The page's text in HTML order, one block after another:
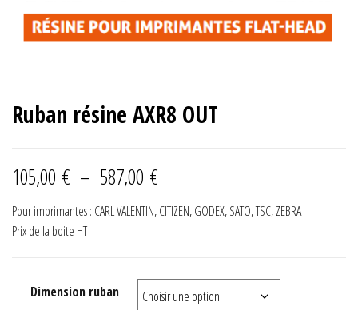
Ruban résine AXR8 OUT
105,00 € – 587,00 €
Pour imprimantes : CARL VALENTIN, CITIZEN, GODEX, SATO, TSC, ZEBRA
Prix de la boite HT
Dimension ruban